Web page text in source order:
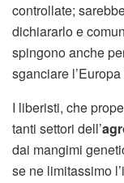
controllate;
dichiararlo e
spingono anche
sganciare
I liberisti, che
tanti settori dell’
dai mangimi
se ne limitassimo